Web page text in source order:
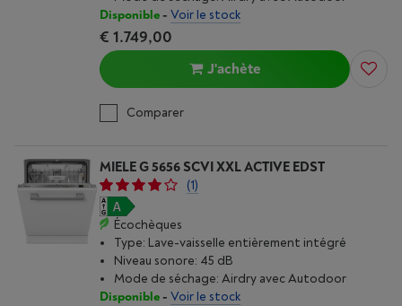
Disponible- Voir le stock
€ 1.749,00
J'achète
Comparer
MIELE G 5656 SCVI XXL ACTIVE EDST
(1)
Écochèques
Type: Lave-vaisselle entièrement intégré
Niveau sonore: 45 dB
Mode de séchage: Airdry avec Autodoor
Disponible- Voir le stock